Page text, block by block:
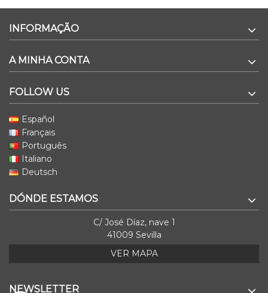
INFORMAÇÃO
A MINHA CONTA
FOLLOW US
Español
Français
Português
Italiano
Deutsch
DÓNDE ESTAMOS
C/ José Díaz, nave 1
41009 Sevilla
VER MAPA
NEWSLETTER